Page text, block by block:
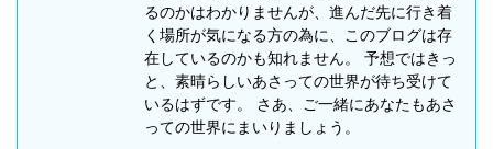
るのかはわかりませんが、進んだ先に行き着
く場所が気になる方の為に、このブログは存
在しているのかも知れません。 予想ではきっ
と、素晴らしいあさっての世界が待ち受けて
いるはずです。 さあ、ご一緒にあなたもあさ
っての世界にまいりましょう。